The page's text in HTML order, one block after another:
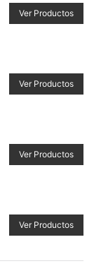
Ver Productos
Ver Productos
Ver Productos
Ver Productos